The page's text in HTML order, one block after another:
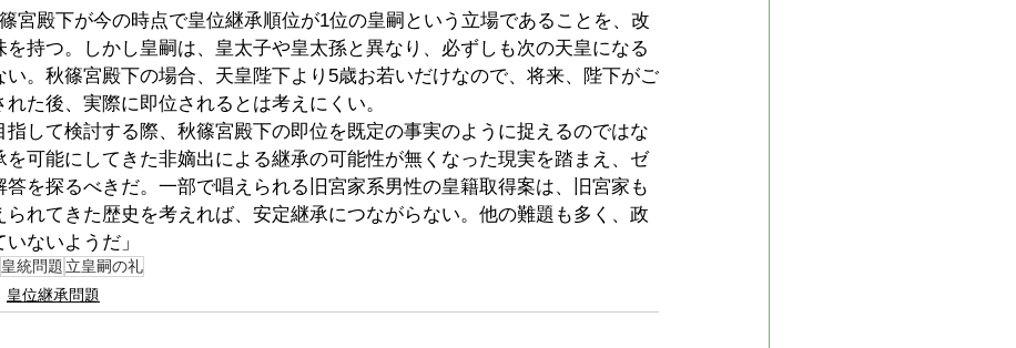
宮殿下が今の時点で皇位継承順位が1位の皇嗣という立場であることを、改
持つ。しかし皇嗣は、皇太子や皇太孫と異なり、必ずしも次の天皇になる
い。秋篠宮殿下の場合、天皇陛下より5歳お若いだけなので、将来、陛下がご
た後、実際に即位されるとは考えにくい。
指して検討する際、秋篠宮殿下の即位を既定の事実のように捉えるのではな
を可能にしてきた非嫡出による継承の可能性が無くなった現実を踏まえ、ゼ
答を探るべきだ。一部で唱えられる旧宮家系男性の皇籍取得案は、旧宮家も
られてきた歴史を考えれば、安定継承につながらない。他の難題も多く、政
ないようだ」
皇統問題 立皇嗣の礼
皇位継承問題